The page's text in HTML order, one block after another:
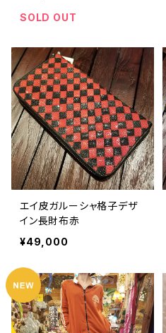
SOLD OUT
エイ皮ガルーシャ格子デザ
イン長財布赤
¥49,000